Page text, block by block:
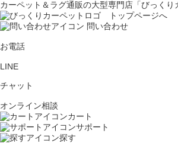
カーペット＆ラグ通販の大型専門店「びっくり
問い合わせ
お電話
LINE
チャット
オンライン相談
カート
サポート
探す